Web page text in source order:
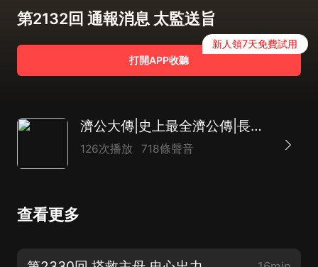
第2132回 通報消息 太監送旨
打開APP收聽
新人領7天免費試用
濟公大傳|史上最全濟公傳|長篇神魔評書|致敬經典|達林開講
126次播放 718條聲音
查看更多